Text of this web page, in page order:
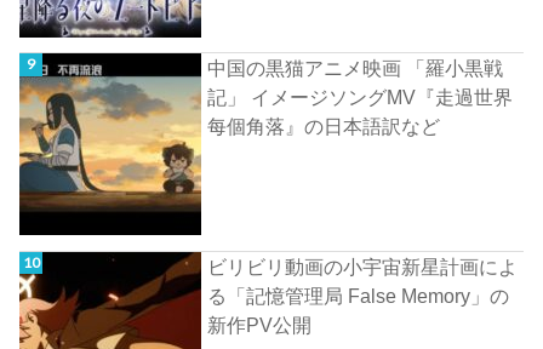
中国の黒猫アニメ映画 「羅小黒戦
記」 イメージソングMV『走過世界
每個角落』の日本語訳など
ビリビリ動画の小宇宙新星計画によ
る「記憶管理局 False Memory」の
新作PV公開